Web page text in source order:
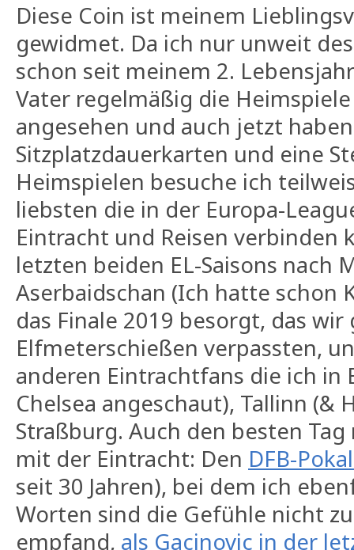
Diese Coin ist meinem
gewidmet. Da ich nur unweit
schon seit meinem 2.
Vater regelmäßig die
angesehen und auch jetzt
Sitzplatzdauerkarten und eine
Heimspielen besuche ich
liebsten die in der Europa-
Eintracht und Reisen verbinden
letzten beiden EL-Saisons nach
Aserbaidschan (Ich hatte schon
das Finale 2019 besorgt, das
Elfmeterschießen verpassten,
anderen Eintrachtfans die ich in
Chelsea angeschaut), Tallinn (&
Straßburg. Auch den besten
mit der Eintracht: Den DFB-
seit 30 Jahren), bei dem ich
Worten sind die Gefühle nicht
empfand, als Gacinovic in der